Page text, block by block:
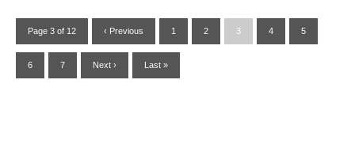
Page 3 of 12 ‹ Previous 1 2 3 4 5
6 7 Next › Last »